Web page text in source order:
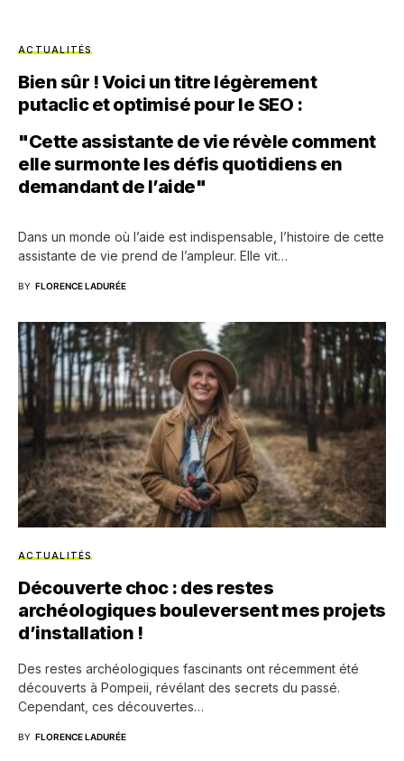
ACTUALITÉS
Bien sûr ! Voici un titre légèrement
putaclic et optimisé pour le SEO :
"Cette assistante de vie révèle comment
elle surmonte les défis quotidiens en
demandant de l’aide"
Dans un monde où l’aide est indispensable, l’histoire de cette
assistante de vie prend de l’ampleur. Elle vit…
BY FLORENCE LADURÉE
ACTUALITÉS
Découverte choc : des restes
archéologiques bouleversent mes projets
d’installation !
Des restes archéologiques fascinants ont récemment été
découverts à Pompeii, révélant des secrets du passé.
Cependant, ces découvertes…
BY FLORENCE LADURÉE